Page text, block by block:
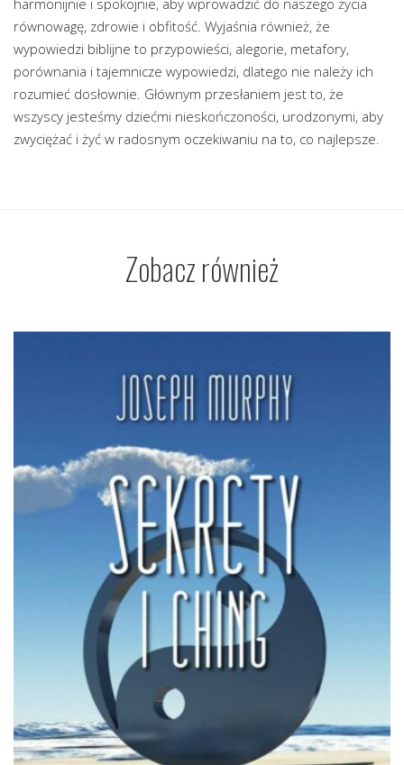
harmonijnie i spokojnie, aby wprowadzić do naszego życia
równowagę, zdrowie i obfitość. Wyjaśnia również, że
wypowiedzi biblijne to przypowieści, alegorie, metafory,
porównania i tajemnicze wypowiedzi, dlatego nie należy ich
rozumieć dosłownie. Głównym przesłaniem jest to, że
wszyscy jesteśmy dziećmi nieskończoności, urodzonymi, aby
zwyciężać i żyć w radosnym oczekiwaniu na to, co najlepsze.
Zobacz również